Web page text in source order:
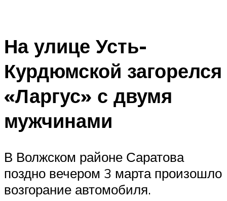
На улице Усть-
Курдюмской загорелся
«Ларгус» с двумя
мужчинами
В Волжском районе Саратова
поздно вечером 3 марта произошло
возгорание автомобиля.